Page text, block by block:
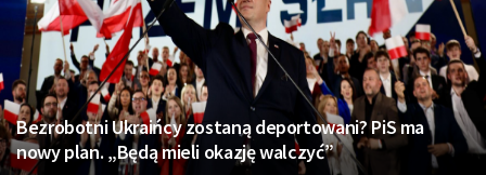
Bezrobotni Ukraińcy zostaną deportowani? PiS ma
nowy plan. „Będą mieli okazję walczyć”